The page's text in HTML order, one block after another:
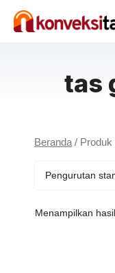
Langsung
tas
Beranda / Produk
Menampilkan